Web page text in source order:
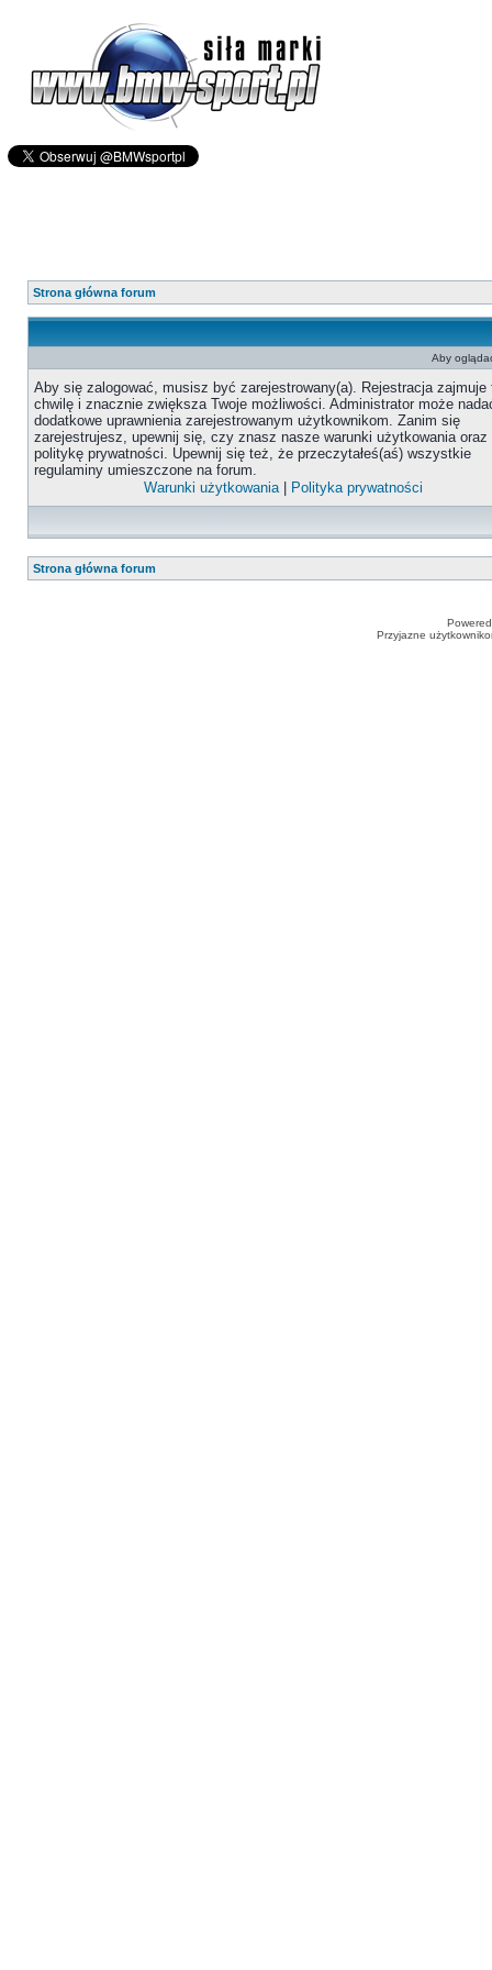
Strona główna forum
Aby
Aby się zalogować, musisz być zarejestrowany(a). Rejestracja zajmuje
chwilę i znacznie zwiększa Twoje możliwości. Administrator może
dodatkowe uprawnienia zarejestrowanym użytkownikom. Zanim się
zarejestrujesz, upewnij się, czy znasz nasze warunki użytkowania oraz
politykę prywatności. Upewnij się też, że przeczytałeś(aś) wszystkie
regulaminy umieszczone na forum.
Warunki użytkowania| Polityka prywatności
Strona główna forum
Przyjazne